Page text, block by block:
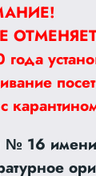
года
№ 16